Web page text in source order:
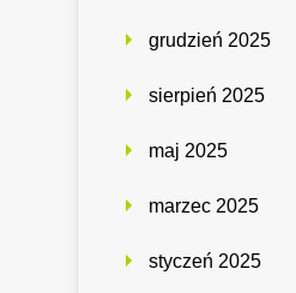
grudzień 2025
sierpień 2025
maj 2025
marzec 2025
styczeń 2025